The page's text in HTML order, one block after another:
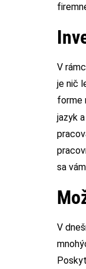
V
je nič
forme
jazyk
sa
V